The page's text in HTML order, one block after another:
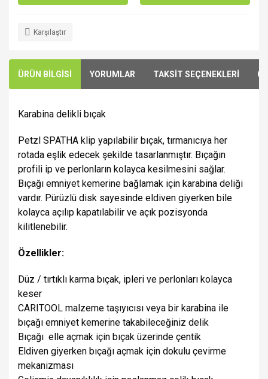
Karşılaştır
ÜRÜN BİLGİSİ YORUMLAR TAKSİT SEÇENEKLERİ
Karabina delikli bıçak
Petzl SPATHA klip yapılabilir bıçak, tırmanıcıya her
rotada eşlik edecek şekilde tasarlanmıştır. Bıçağın
profili ip ve perlonların kolayca kesilmesini sağlar.
Bıçağı emniyet kemerine bağlamak için karabina deliği
vardır. Pürüzlü disk sayesinde eldiven giyerken bile
kolayca açılıp kapatılabilir ve açık pozisyonda
kilitlenebilir.
Özellikler:
Düz / tırtıklı karma bıçak, ipleri ve perlonları kolayca
keser
CARITOOL malzeme taşıyıcısı veya bir karabina ile
bıçağı emniyet kemerine takabileceğiniz delik
Bıçağı elle açmak için bıçak üzerinde çentik
Eldiven giyerken bıçağı açmak için dokulu çevirme
mekanizması